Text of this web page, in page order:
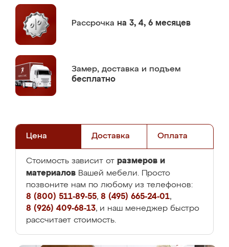
Рассрочка на 3, 4, 6 месяцев
Замер, доставка и подъем
бесплатно
Цена Доставка Оплата
Стоимость зависит от размеров и
материалов Вашей мебели. Просто
позвоните нам по любому из телефонов:
8 (800) 511-89-55, 8 (495) 665-24-01,
8 (926) 409-68-13, и наш менеджер быстро
рассчитает стоимость.